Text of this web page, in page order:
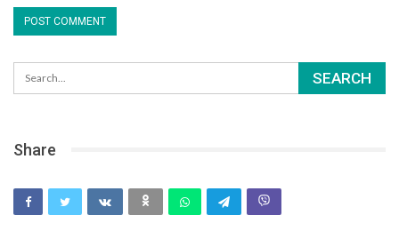
Share